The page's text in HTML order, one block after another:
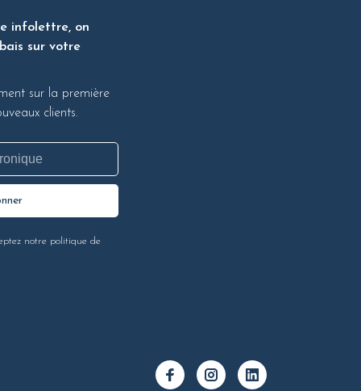
infolettre, on
sur votre
sur la première
clients.
notre politique de